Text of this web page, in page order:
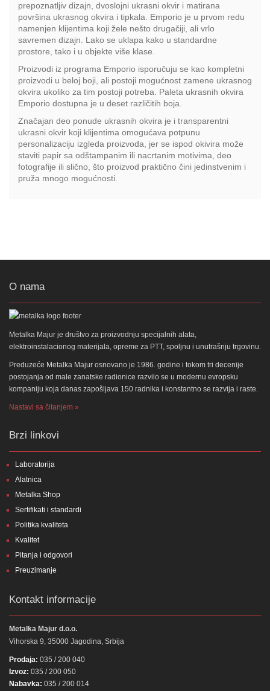
prepoznatljiv dizajn, dvoslojni ukrasni okvir i matirana
površina ukrasnog okvira i tipkala. Emporio je u prvom redu
namenjen klijentima koji žele nešto drugačiji, ali vrlo
savremen dizajn. Lako se uklapa kako u standardne
prostore, tako i u objekte više klase.
Proizvodi iz programa Emporio isporučuju se kao kompletni
proizvodi u beloj boji, ali postoji mogućnost zamene ukrasnog
okvira ukoliko za tim postoji potreba. Paleta ukrasnih okvira
Emporio dostupna je u deset različitih boja.
Značajan deo ponude ukrasnih okvira je i transparentni
ukrasni okvir koji klijentima omogućava potpunu
personalizaciju izgleda proizvoda, jer se ispod okivira može
staviti papir sa odštampanim ili nacrtanim motivima, deo
fotografije ili slično, što proizvod praktično čini jedinstvenim i
pruža mnogo mogućnosti.
O nama
Metalka Majur je društvo za proizvodnju specijalnih alata,
elektroinstalacionog materijala, opreme za PTT, spoljnu i unutrašnju trgovinu.
Preduzeće Metalka Majur osnovano je 1986. godine i tokom tri decenije
postojanja od male zanatske radionice razvilo se u modernu evropsku
kompaniju koja danas zapošljava 150 radnika i konstantno se razvija i raste.
Nastavi sa čitanjem »
Brzi linkovi
Laboratorija
Alatnica
Metalka Shop
Sertifikati i standardi
Politika kvaliteta
Kvalitet
Pitanja i odgovori
Preuzimanje
Kontakt informacije
Metalka Majur d.o.o.
Vihorska 9, 35000 Jagodina, Srbija
Prodaja: 035 / 200 040
Izvoz: 035 / 200 050
Nabavka: 035 / 200 014